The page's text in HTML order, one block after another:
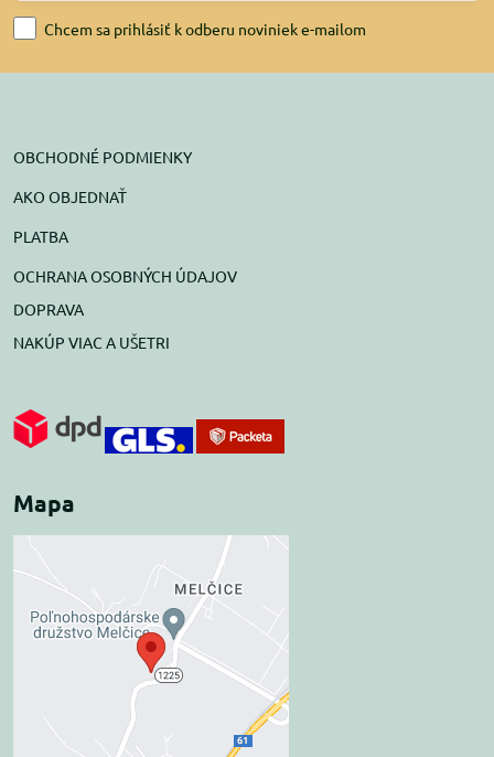
Chcem sa prihlásiť k odberu noviniek e-mailom
OBCHODNÉ PODMIENKY
AKO OBJEDNAŤ
PLATBA
OCHRANA OSOBNÝCH ÚDAJOV
DOPRAVA
NAKÚP VIAC A UŠETRI
Mapa
Externý obsah je
blokovaný Voľbami
súkromia
Prajete si načítať externý obsah?
Povoliť tentokrát